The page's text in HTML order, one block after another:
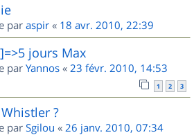
par aspir « 18 avr. 2010, 22:39
jours Max
par Yannos « 23 févr. 2010, 14:53
1 2 3
?
par Sgilou « 26 janv. 2010, 07:34